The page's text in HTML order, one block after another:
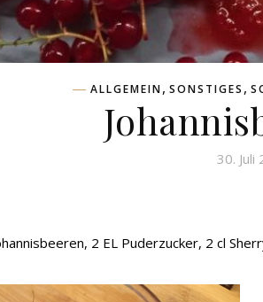
ALLGEMEIN, SONSTIGES ,
30. Juli
2 EL Puderzucker, 2 cl